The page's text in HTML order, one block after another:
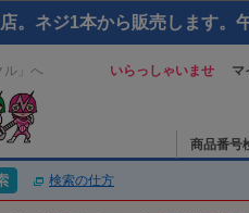
。ネジ1本から販売します。
ル」へ いらっしゃいませ マ
商品番号
検索の仕方